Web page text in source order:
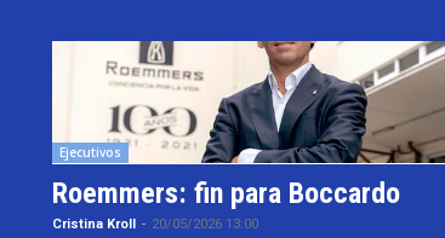
Ejecutivos
Roemmers: fin para Boccardo
Cristina Kroll - 20/05/2026 13:00